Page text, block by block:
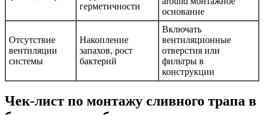
герметичности
основание
Отсутствие
вентиляции
системы
Накопление
запахов, рост
бактерий
Включать
вентиляционные
отверстия или
фильтры в
конструкции
Чек-лист по монтажу сливного трапа в